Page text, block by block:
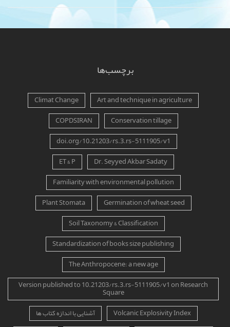
برچسب‌ها
Art and technique in agriculture
Climat Change
Conservation tillage
COPDSIRAN
doi.org/10.21203/rs.3.rs-5111905/v1
Dr. Seyyed Akbar Sadaty
ET & P
Familiarity with environmental pollution
Germination of wheat seed
Plant Stomata
Soil Taxonomy & Classification
Standardization of books size publishing
The Anthropocene: a new age
Version published to 10.21203/rs.3.rs-5111905/v1 on Research
Square
Volcanic Explosivity Index
آشنایی با اندازه کتاب ها